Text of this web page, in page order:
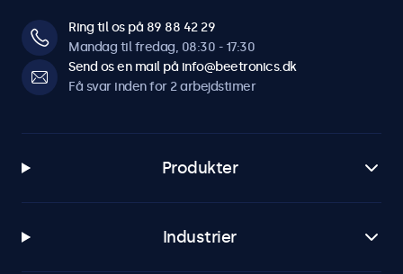
Ring til os på 89 88 42 29
Mandag til fredag, 08:30 - 17:30
Send os en mail på info@beetronics.dk
Få svar inden for 2 arbejdstimer
Produkter
Industrier